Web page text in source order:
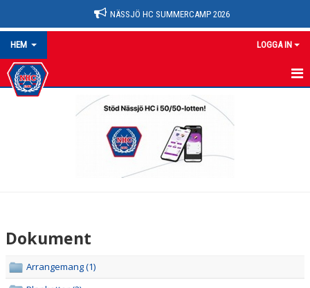
NÄSSJÖ HC SUMMERCAMP 2026
HEM LOGGA IN
NYHETER
FÖRENINGEN
Dokument
Arrangemang (1)